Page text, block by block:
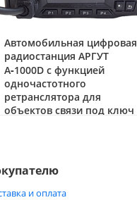
Автомобильная цифровая
радиостанция АРГУТ
А‑1000D с функцией
одночастотного
ретранслятора для
объектов связи под ключ
и оплата